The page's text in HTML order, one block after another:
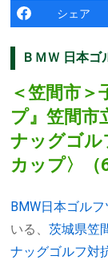
シェア
ＢＭＷ 日本
＜笠間市
プ』笠間市
ナッグゴル
カップ〉（
BMW日本ゴル
いる、茨城県笠
ナッグゴルフ対